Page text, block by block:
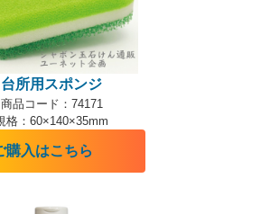
台所用スポンジ
商品コード：74171
格：60×140×35mm
購入はこちら